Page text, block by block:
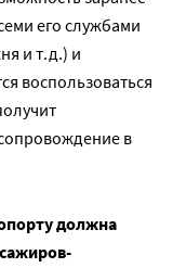
его службами
и т.д.) и
воспользоваться
в
должна